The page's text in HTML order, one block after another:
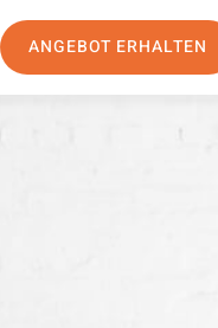
ANGEBOT ERHALTEN